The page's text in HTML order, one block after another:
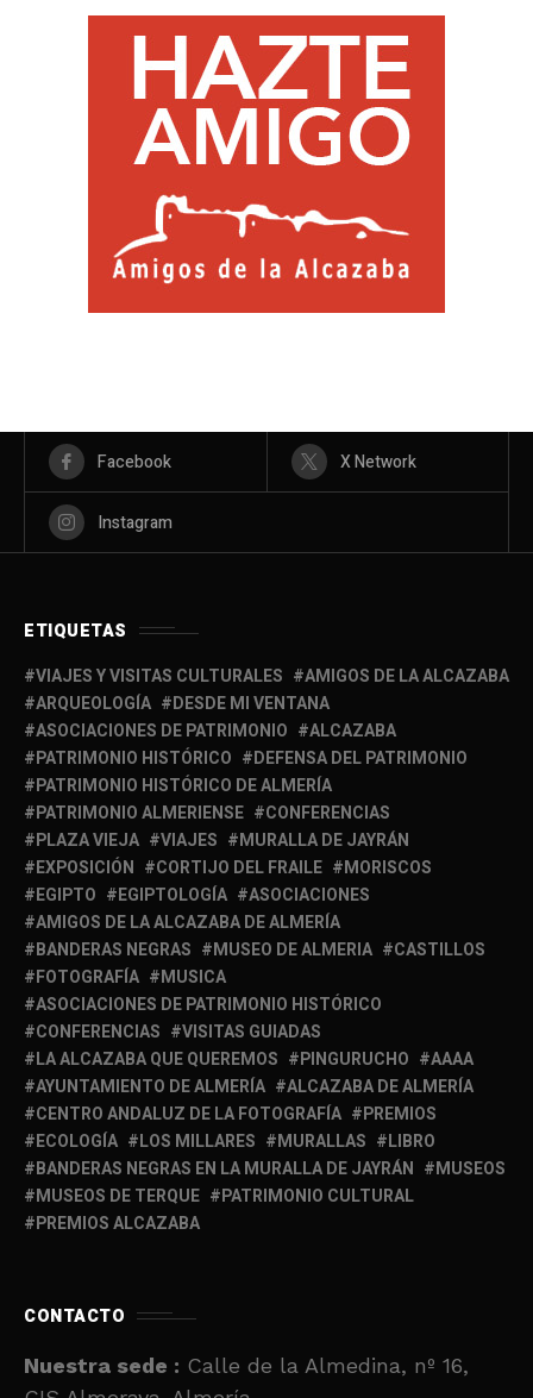
Facebook X Network
Instagram
ETIQUETAS
VIAJES Y VISITAS CULTURALES
AMIGOS DE LA ALCAZABA
ARQUEOLOGÍA
DESDE MI VENTANA
ASOCIACIONES DE PATRIMONIO
ALCAZABA
PATRIMONIO HISTÓRICO
DEFENSA DEL PATRIMONIO
PATRIMONIO HISTÓRICO DE ALMERÍA
PATRIMONIO ALMERIENSE
CONFERENCIAS
PLAZA VIEJA
VIAJES
MURALLA DE JAYRÁN
EXPOSICIÓN
CORTIJO DEL FRAILE
MORISCOS
EGIPTO
EGIPTOLOGÍA
ASOCIACIONES
AMIGOS DE LA ALCAZABA DE ALMERÍA
BANDERAS NEGRAS
MUSEO DE ALMERIA
CASTILLOS
FOTOGRAFÍA
MUSICA
ASOCIACIONES DE PATRIMONIO HISTÓRICO
CONFERENCIAS
VISITAS GUIADAS
LA ALCAZABA QUE QUEREMOS
PINGURUCHO
AAAA
AYUNTAMIENTO DE ALMERÍA
ALCAZABA DE ALMERÍA
CENTRO ANDALUZ DE LA FOTOGRAFÍA
PREMIOS
ECOLOGÍA
LOS MILLARES MURALLAS
LIBRO
BANDERAS NEGRAS EN LA MURALLA DE JAYRÁN
MUSEOS
MUSEOS DE TERQUE
PATRIMONIO CULTURAL
PREMIOS ALCAZABA
CONTACTO
Nuestra sede : Calle de la Almedina, nº 16,